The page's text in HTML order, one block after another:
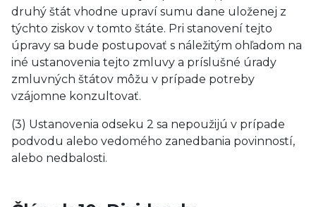
druhý štát vhodne upraví sumu dane uloženej z
týchto ziskov v tomto štáte. Pri stanovení tejto
úpravy sa bude postupovať s náležitým ohľadom na
iné ustanovenia tejto zmluvy a príslušné úrady
zmluvných štátov môžu v prípade potreby
vzájomne konzultovať.
(3) Ustanovenia odseku 2 sa nepoužijú v prípade
podvodu alebo vedomého zanedbania povinností,
alebo nedbalosti.